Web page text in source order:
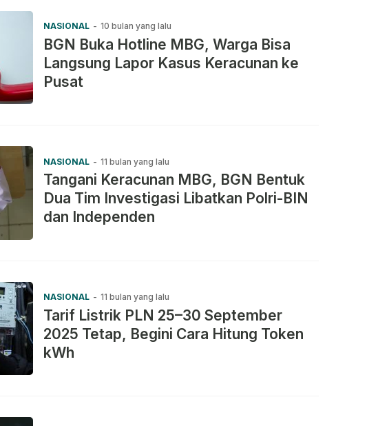
NASIONAL - 10 bulan yang lalu
BGN Buka Hotline MBG, Warga Bisa
Langsung Lapor Kasus Keracunan ke
Pusat
NASIONAL - 11 bulan yang lalu
Tangani Keracunan MBG, BGN Bentuk
Dua Tim Investigasi Libatkan Polri-BIN
dan Independen
NASIONAL - 11 bulan yang lalu
Tarif Listrik PLN 25–30 September
2025 Tetap, Begini Cara Hitung Token
kWh